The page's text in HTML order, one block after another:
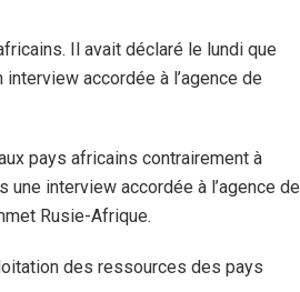
Il avait déclaré le lundi que
accordée à l’agence de
pays africains contrairement à
une interview accordée à l’agence de
Rusie-Afrique.
des ressources des pays